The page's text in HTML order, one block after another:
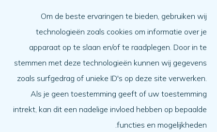
Om de beste ervaringen te bieden, gebruiken wij
technologieën zoals cookies om informatie over je
apparaat op te slaan en/of te raadplegen. Door in te
stemmen met deze technologieën kunnen wij gegevens
zoals surfgedrag of unieke ID's op deze site verwerken.
Als je geen toestemming geeft of uw toestemming
intrekt, kan dit een nadelige invloed hebben op bepaalde
functies en mogelijkheden.
ما الأمر
جدول الأعمال
نبذة عنا
نبذة عنا
العمل في
الفريق